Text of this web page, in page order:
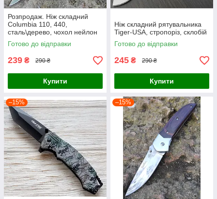
Розпродаж. Ніж складний
Columbia 110, 440,
сталь\дерево, чохол нейлон
Готово до відправки
239 ₴ 290 ₴
Купити
Ніж складний рятувальника
Tiger-USA, стропоріз, склобій
Готово до відправки
245 ₴ 290 ₴
Купити
–15% –15%